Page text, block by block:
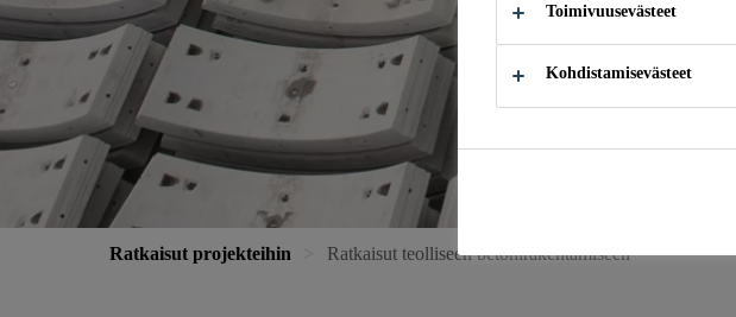
Ratkaisut projekteihin Ratkaisut teolliseen betonirakentamiseen
Toimivuusevästeet
Kohdistamisevästeet